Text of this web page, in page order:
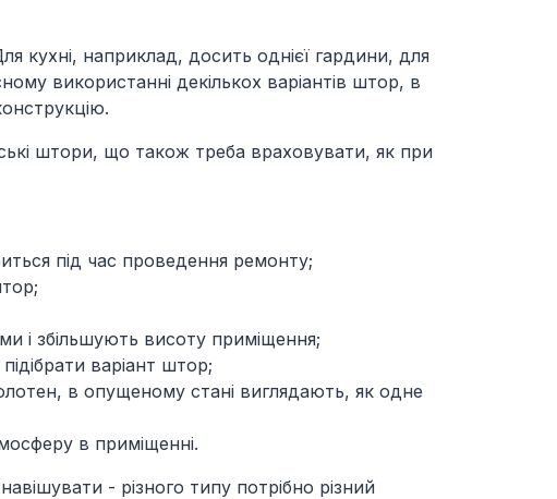
кухні, наприклад, досить однієї гардини, для
використанні декількох варіантів штор, в
штори, що також треба враховувати, як при
під час проведення ремонту;
і збільшують висоту приміщення;
варіант штор;
в опущеному стані виглядають, як одне
в приміщенні.
- різного типу потрібно різний